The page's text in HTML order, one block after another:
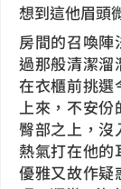
想到這他眉頭
房間的召喚
過那般清潔溜
在衣櫃前挑選
上來，不安份
臀部之上，沒
熱氣打在他的
優雅又故作疑